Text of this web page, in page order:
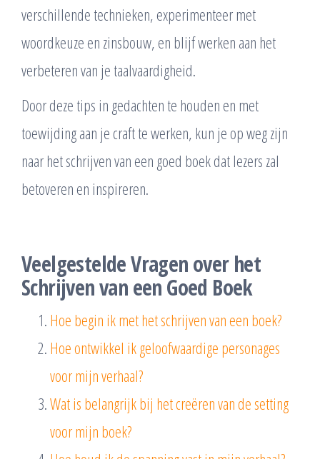
verschillende technieken, experimenteer met
woordkeuze en zinsbouw, en blijf werken aan het
verbeteren van je taalvaardigheid.
Door deze tips in gedachten te houden en met
toewijding aan je craft te werken, kun je op weg zijn
naar het schrijven van een goed boek dat lezers zal
betoveren en inspireren.
Veelgestelde Vragen over het
Schrijven van een Goed Boek
Hoe begin ik met het schrijven van een boek?
Hoe ontwikkel ik geloofwaardige personages
voor mijn verhaal?
Wat is belangrijk bij het creëren van de setting
voor mijn boek?